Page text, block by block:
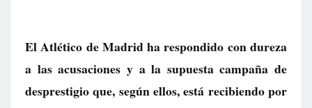
El Atlético de Madrid ha respondido con dureza
a las acusaciones y a la supuesta campaña de
desprestigio que, según ellos, está recibiendo por